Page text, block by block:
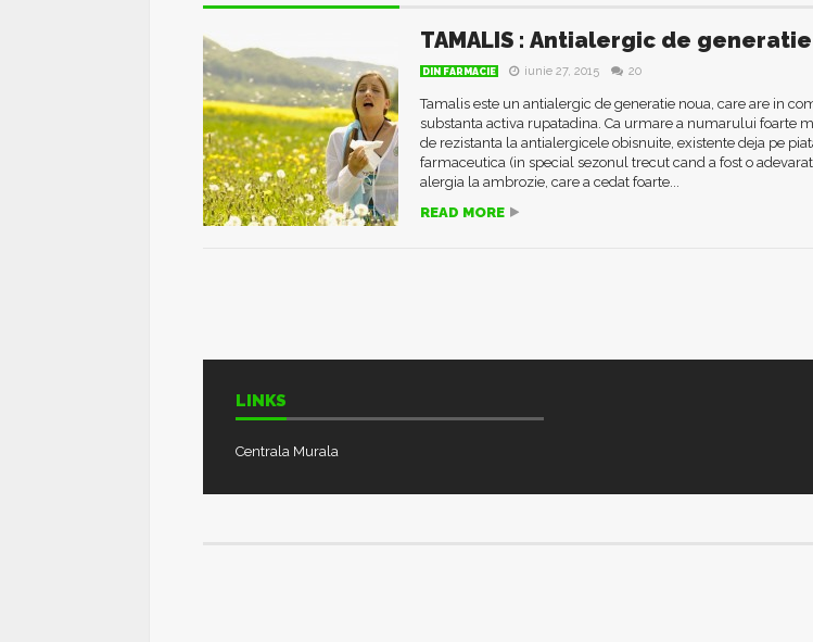
TAMALIS : Antialergic de
DIN FARMACIE iunie 27, 2015 20
Tamalis este un antialergic de generatie noua, care are in
substanta activa rupatadina. Ca urmare a numarului foarte
de rezistanta la antialergicele obisnuite, existente deja pe
farmaceutica (in special sezonul trecut cand a fost o
alergia la ambrozie, care a cedat foarte...
READ MORE
LINKS
Centrala Murala